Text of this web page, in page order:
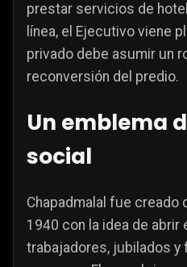
prestar servicios de
línea, el Ejecutivo viene
privado debe asumir un
reconversión del predio.
Un emblema
social
Chapadmalal fue creado
1940 con la idea de abrir
trabajadores, jubilados y